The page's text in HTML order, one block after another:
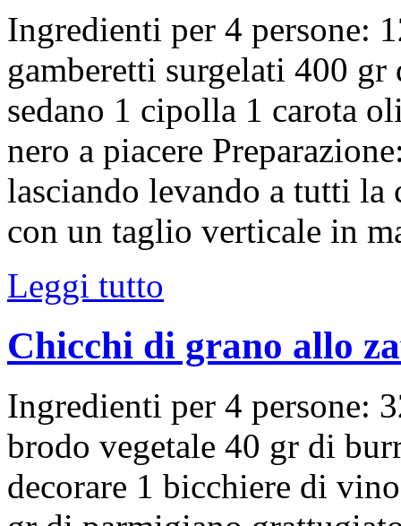
Ingredienti per 4 persone:
gamberetti surgelati 400
sedano 1 cipolla 1 carota
nero a piacere
lasciando levando a tutti la
con un taglio verticale in
Leggi tutto
Chicchi di grano allo
Ingredienti per 4 persone:
brodo vegetale 40 gr di
decorare 1 bicchiere di